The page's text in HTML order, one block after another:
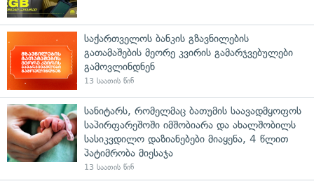
საქართველოს ბანკის გზავნილების
გათამაშების მეორე კვირის გამარჯვებულები
გამოვლინდნენ
13 საათის წინ
სანიტარს, რომელმაც ბათუმის საავადმყოფოს
საპირფარეშოში იმშობიარა და ახალშობილს
სასიკვდილო დაზიანებები მიაყენა, 4 წლით
პატიმრობა მიესაჯა
13 საათის წინ